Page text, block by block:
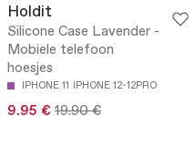
Holdit
Silicone Case Lavender -
Mobiele telefoon
hoesjes
IPHONE 11 IPHONE 12-12PRO
9.95 € 19.90 €